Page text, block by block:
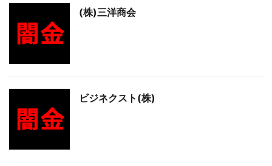
(株)三洋商会
ビジネクスト(株)